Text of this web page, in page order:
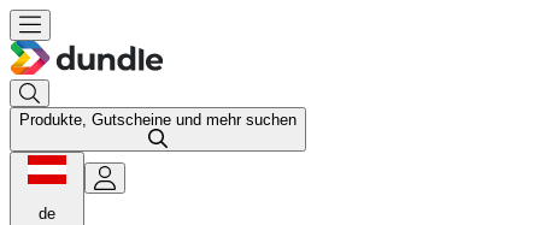
Produkte, Gutscheine und mehr suchen
de